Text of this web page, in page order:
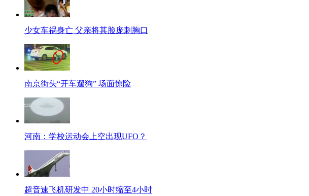
少女车祸身亡 父亲将其脸庞刺胸口
南京街头“开车遛狗” 场面惊险
河南：学校运动会上空出现UFO？
超音速飞机研发中 20小时缩至4小时